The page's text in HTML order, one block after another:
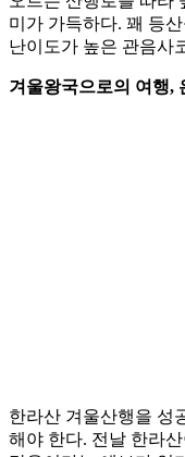
미가 가득하다. 꽤 등
난이도가 높은 관음사
겨울왕국으로의 여행,
한라산 겨울산행을 성
해야 한다. 전날 한라